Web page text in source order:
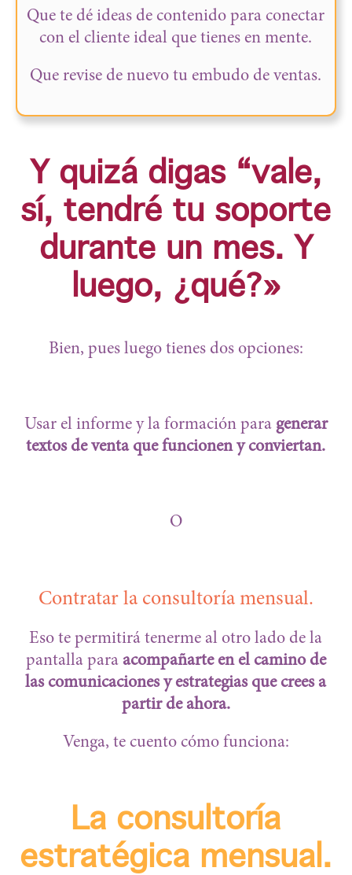
Que te dé ideas de contenido para conectar
con el cliente ideal que tienes en mente.
Que revise de nuevo tu embudo de ventas.
Y quizá digas “vale,
sí, tendré tu soporte
durante un mes. Y
luego, ¿qué?»
Bien, pues luego tienes dos opciones:
Usar el informe y la formación para generar
textos de venta que funcionen y conviertan.
O
Contratar la consultoría mensual.
Eso te permitirá tenerme al otro lado de la
pantalla para acompañarte en el camino de
las comunicaciones y estrategias que crees a
partir de ahora.
Venga, te cuento cómo funciona:
La consultoría
estratégica mensual.